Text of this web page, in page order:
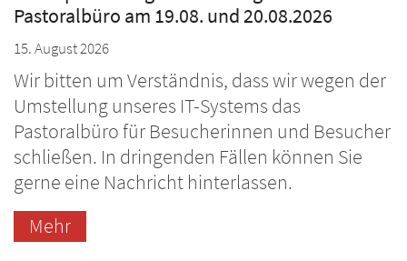
Pastoralbüro am 19.08. und 20.08.2026
15. August 2026
Wir bitten um Verständnis, dass wir wegen der
Umstellung unseres IT-Systems das
Pastoralbüro für Besucherinnen und Besucher
schließen. In dringenden Fällen können Sie
gerne eine Nachricht hinterlassen.
Mehr